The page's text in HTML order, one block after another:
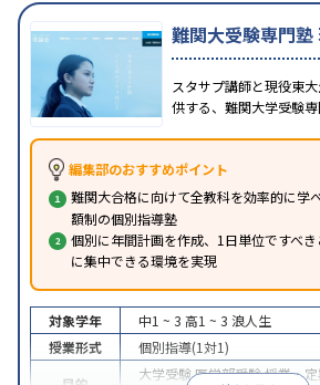
難関大受験専門
スタサプ講師と現役東
供する、難関大学受験
編集部のおすすめポイント
難関大合格に向けて全教科を効率的に学
額制の個別指導塾
個別に年間計画を作成、1日単位ですべ
に集中できる環境を実現
対象学年 中1 ~ 3 高1 ~ 3 浪人生
授業形式
個別指導(1対1)
大学受験医学部受験授業・